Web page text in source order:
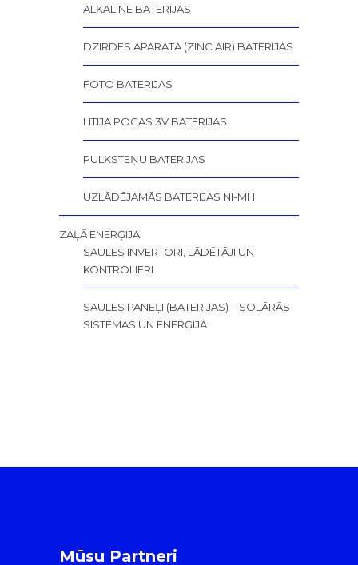
ALKALINE BATERIJAS
DZIRDES APARĀTA (ZINC AIR) BATERIJAS
FOTO BATERIJAS
LITIJA POGAS 3V BATERIJAS
PULKSTEŅU BATERIJAS
UZLĀDĒJAMĀS BATERIJAS NI-MH
ZAĻĀ ENERĢIJA
SAULES INVERTORI, LĀDĒTĀJI UN
KONTROLIERI
SAULES PANEĻI (BATERIJAS) – SOLĀRĀS
SISTĒMAS UN ENERĢIJA
Mūsu Partneri